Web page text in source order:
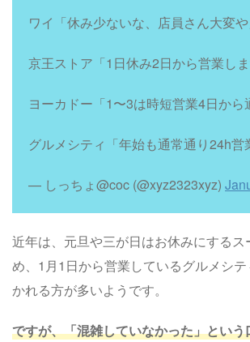
ワイ「休み少ないな、店員さん大変や
京王ストア「1日休み2日から営業しま
ヨーカドー「1〜3は時短営業4日から
グルメシティ「年始も通常通り24h営
— しっちょ@coc (@xyz2323xyz)
近年は、元旦や三が日はお休みにするス
め、1月1日から営業しているグルメシ
かれる方が多いようです。
ですが、「混雑していなかった」とい